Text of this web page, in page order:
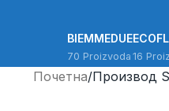
BIEMMEDUE
70 Proizvoda 16
Почетна/Производ